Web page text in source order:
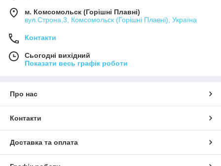
м. Комсомольск (Горішні Плавні)
вул.Строна,3, Комсомольск (Горішні Плавні), Україна
Контакти
Сьогодні вихідний
Показати весь графік роботи
Про нас
Контакти
Доставка та оплата